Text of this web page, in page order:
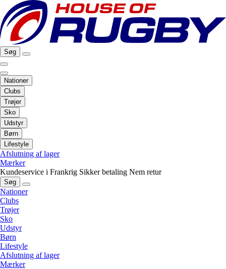
Søg
Nationer
Clubs
Trøjer
Sko
Udstyr
Børn
Lifestyle
Afslutning af lager
Mærker
Kundeservice i Frankrig Sikker betaling Nem retur
Søg
Nationer
Clubs
Trøjer
Sko
Udstyr
Børn
Lifestyle
Afslutning af lager
Mærker